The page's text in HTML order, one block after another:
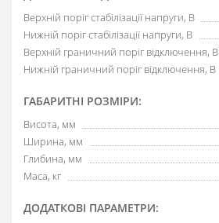
Верхній поріг стабілізації напруги, В
Нижній поріг стабілізації напруги, В
Верхній граничний поріг відключення, В
Нижній граничний поріг відключення, В
ГАБАРИТНІ РОЗМІРИ:
Висота, мм
Ширина, мм
Глибина, мм
Маса, кг
ДОДАТКОВІ ПАРАМЕТРИ: